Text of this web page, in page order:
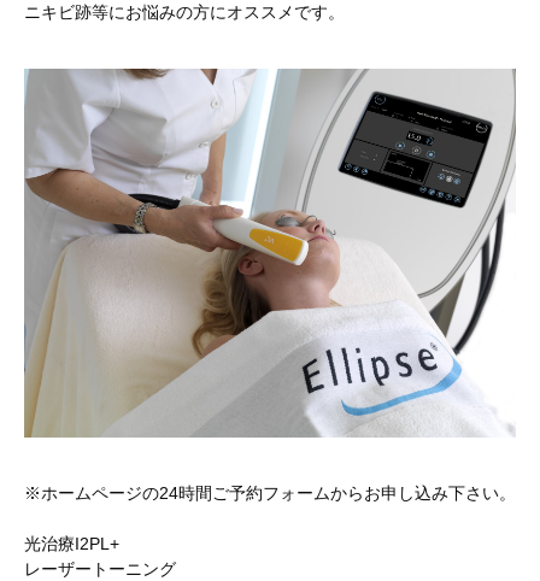
ニキビ跡等にお悩みの方にオススメです。
※ホームページの24時間ご予約フォームからお申し込み下さい。
光治療I2PL+
レーザートーニング